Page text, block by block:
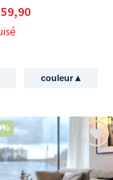
couleur▴